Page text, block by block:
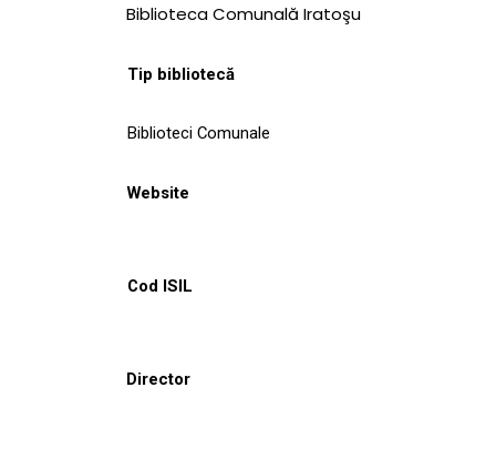
CULTURALE
NOUTĂȚI
Biblioteca Comunală Iratoşu
Tip bibliotecă
Biblioteci Comunale
Website
Cod ISIL
Director